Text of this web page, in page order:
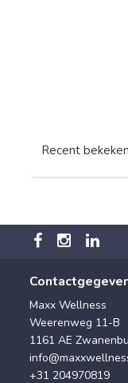
Recent bekeken
Maxx Wellness
Weerenweg 11-B
1161 AE
+31 204970819